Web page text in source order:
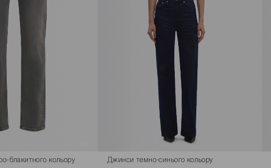
блакитного кольору
Джинси темно-синього кольору